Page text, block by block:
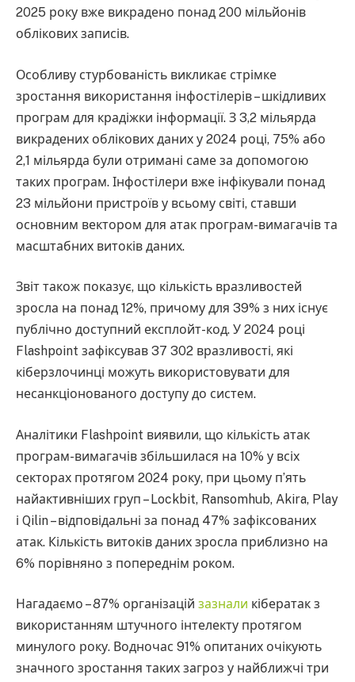
2025 року вже викрадено понад 200 мільйонів
облікових записів.
Особливу стурбованість викликає стрімке
зростання використання інфостілерів – шкідливих
програм для крадіжки інформації. З 3,2 мільярда
викрадених облікових даних у 2024 році, 75% або
2,1 мільярда були отримані саме за допомогою
таких програм. Інфостілери вже інфікували понад
23 мільйони пристроїв у всьому світі, ставши
основним вектором для атак програм-вимагачів та
масштабних витоків даних.
Звіт також показує, що кількість вразливостей
зросла на понад 12%, причому для 39% з них існує
публічно доступний експлойт-код. У 2024 році
Flashpoint зафіксував 37 302 вразливості, які
кіберзлочинці можуть використовувати для
несанкціонованого доступу до систем.
Аналітики Flashpoint виявили, що кількість атак
програм-вимагачів збільшилася на 10% у всіх
секторах протягом 2024 року, при цьому п’ять
найактивніших груп – Lockbit, Ransomhub, Akira, Play
і Qilin – відповідальні за понад 47% зафіксованих
атак. Кількість витоків даних зросла приблизно на
6% порівняно з попереднім роком.
Нагадаємо – 87% організацій зазнали кібератак з
використанням штучного інтелекту протягом
минулого року. Водночас 91% опитаних очікують
значного зростання таких загроз у найближчі три